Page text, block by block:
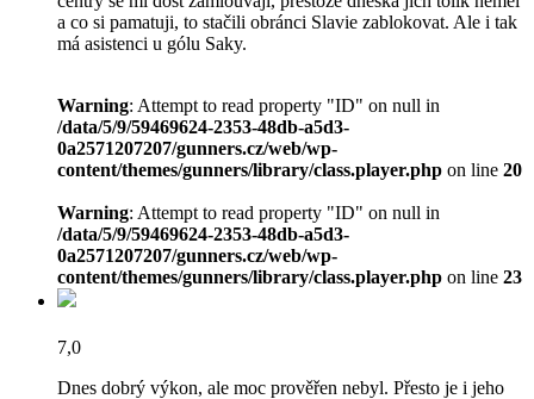
a co si pamatuji, to stačili obránci Slavie zablokovat. Ale i tak
má asistenci u gólu Saky.
Warning: Attempt to read property "ID" on null in
/data/5/9/59469624-2353-48db-a5d3-
0a2571207207/gunners.cz/web/wp-
content/themes/gunners/library/class.player.php on line 20
Warning: Attempt to read property "ID" on null in
/data/5/9/59469624-2353-48db-a5d3-
0a2571207207/gunners.cz/web/wp-
content/themes/gunners/library/class.player.php on line 23
7,0
Dnes dobrý výkon, ale moc prověřen nebyl. Přesto je i jeho